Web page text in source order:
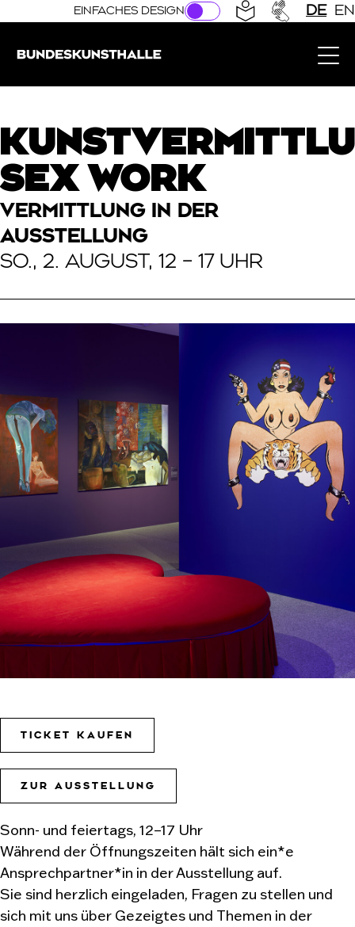
Direkt zur Hauptnavigation springen
Direkt zum Hauptinhalt springen
EINFACHES DESIGN DE EN
SEX WORK
VERMITTLUNG IN DER
AUSSTELLUNG
SO., 2. AUGUST, 12 – 17 UHR
TICKET KAUFEN
ZUR AUSSTELLUNG
Sonn- und feiertags, 12–17 Uhr
Während der Öffnungszeiten hält sich ein*e
Ansprechpartner*in in der Ausstellung auf.
Sie sind herzlich eingeladen, Fragen zu stellen und
sich mit uns über Gezeigtes und Themen in der